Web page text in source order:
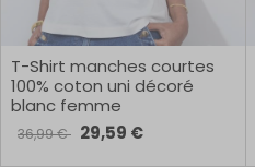
T-Shirt manches courtes
100% coton uni décoré
blanc femme
36,99 € 29,59 €